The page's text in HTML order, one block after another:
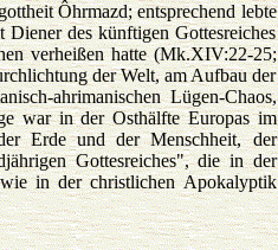
Ôhrmazd; entsprechend lebte
des künftigen Gottesreiches
verheißen hatte (Mk.XIV:22-25;
der Welt, am Aufbau der
ahrimanischen Lügen-Chaos,
war in der Osthälfte Europas im
Erde und der Menschheit, der
Gottesreiches", die in der
in der christlichen Apokalyptik